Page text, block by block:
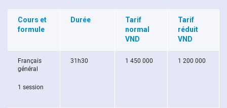
Cours et
formule
Durée
Tarif
normal
VND
Tarif
réduit
VND
Français
général
1 session
31h30 1 450 000 1 200 000